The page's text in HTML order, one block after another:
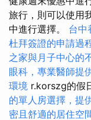
旅行，則可以使用
中進行選擇。 台中
杜拜簽證的申請過
之家與月子中心的
眼科，專業醫師提
環境 r.korszg的假
的單人房選擇，提
密且舒適的居住空